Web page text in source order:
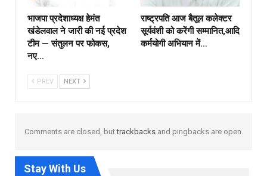
भाजपा प्रदेशाध्यक्ष हेमंत
खंडेलवाल ने जारी की नई प्रदेश
टीम — संतुलन पर फोकस,
नए…
राष्ट्रपति आज बैतूल कलेक्टर
सूर्यवंशी को करेंगी सम्मानित,आदि
कर्मयोगी अभियान में…
PREV NEXT
Comments are closed, buttrackbacksand pingbacks are open.
Stay With Us